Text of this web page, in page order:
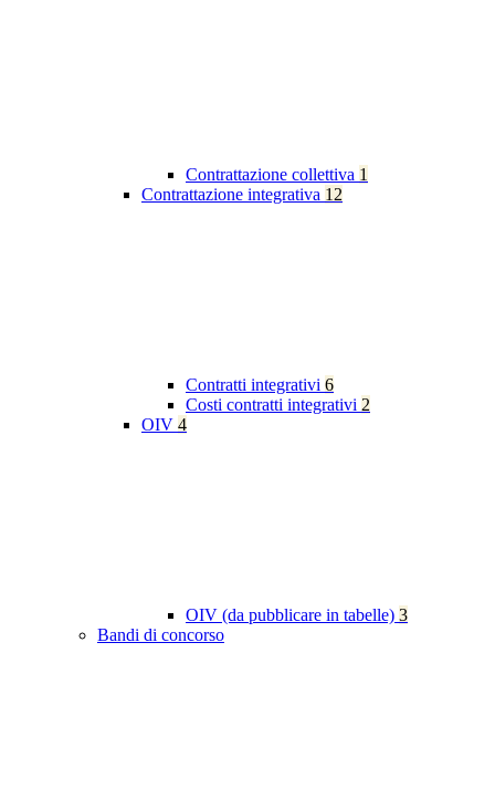
Contrattazione collettiva 1
Contrattazione integrativa 12
Contratti integrativi 6
Costi contratti integrativi 2
OIV 4
OIV (da pubblicare in tabelle) 3
Bandi di concorso